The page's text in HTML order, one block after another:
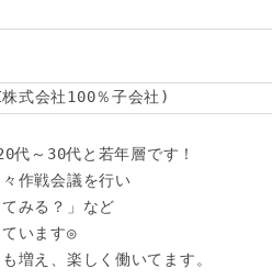
式会社100％子会社)
代～30代と若年層です！
作戦会議を行い
みる？」など
います◎
増え、楽しく働いてます。